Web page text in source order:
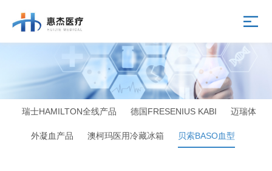
瑞士HAMILTON全线产品 德国FRESENIUS KABI 迈瑞体
外凝血产品 澳柯玛医用冷藏冰箱 贝索BASO血型